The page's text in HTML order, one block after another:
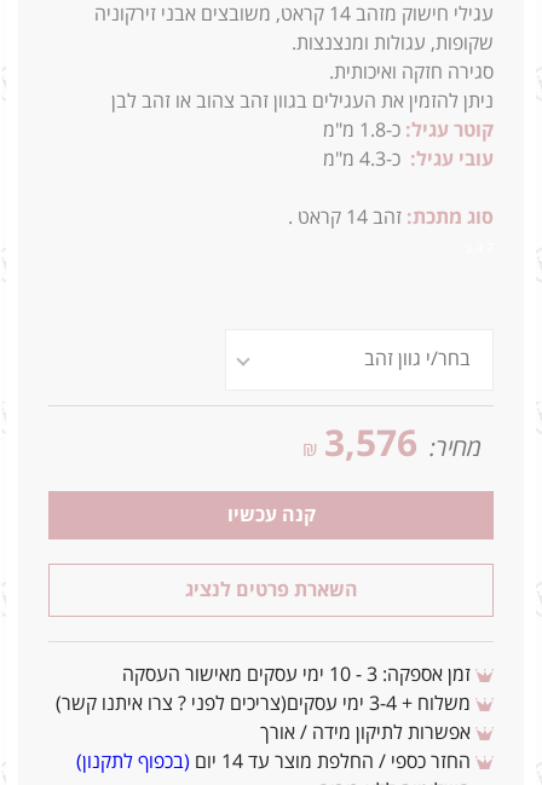
עגילי חישוק מזהב 14 קראט, משובצים אבני זירקוניה
שקופות, עגולות ומנצנצות.
סגירה חזקה ואיכותית.
ניתן להזמין את העגילים בגוון זהב צהוב או זהב לבן
קוטר עגיל: כ-1.8
מ"מ
עובי עגיל: כ-4.3 מ"מ
סוג מתכת: זהב 14 קראט .
מחיר: 3,576
₪
קנה עכשיו
השארת פרטים לנציג
זמן אספקה: 3 - 10 ימי עסקים מאישור העסקה
משלוח + 3-4 ימי עסקים(צריכים לפני ? צרו איתנו קשר)
אפשרות לתיקון מידה / אורך
החזר כספי / החלפת מוצר עד 14 יום
(בכפוף לתקנון)